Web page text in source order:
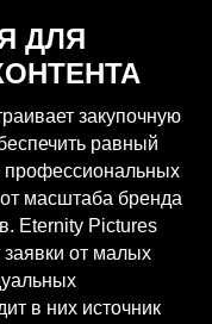
ДЛЯ
закупочную
равный
профессиональных
масштаба бренда
Eternity Pictures
от малых
в них источник